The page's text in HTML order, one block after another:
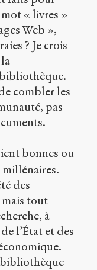
« livres »
Web »,
? Je crois
combler les
pas
bonnes ou
millénaires.
des
tout
à
l’État et des
bibliothèque